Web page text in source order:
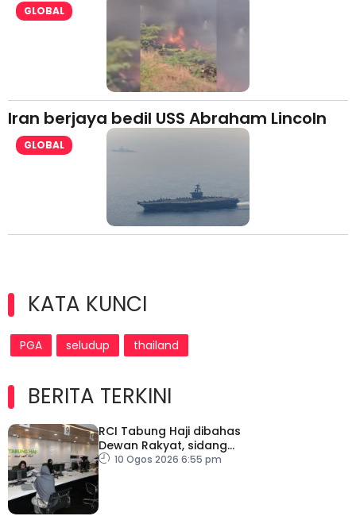
GLOBAL
Iran berjaya bedil USS Abraham Lincoln
GLOBAL
KATA KUNCI
PGA seludup thailand
BERITA TERKINI
RCI Tabung Haji dibahas
Dewan Rakyat, sidang
khas teliti penemuan dan
10 Ogos 2026 6:55 pm